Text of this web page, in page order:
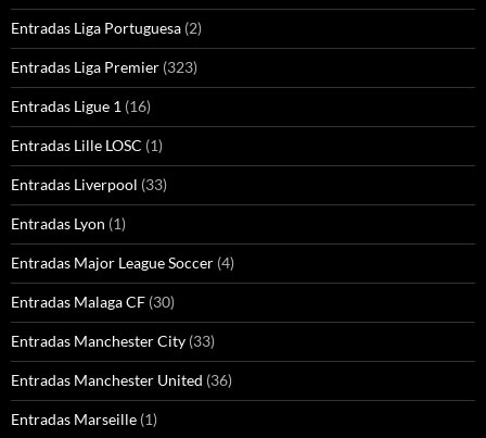
Entradas Liga Portuguesa (2)
Entradas Liga Premier (323)
Entradas Ligue 1 (16)
Entradas Lille LOSC (1)
Entradas Liverpool (33)
Entradas Lyon (1)
Entradas Major League Soccer (4)
Entradas Malaga CF (30)
Entradas Manchester City (33)
Entradas Manchester United (36)
Entradas Marseille (1)